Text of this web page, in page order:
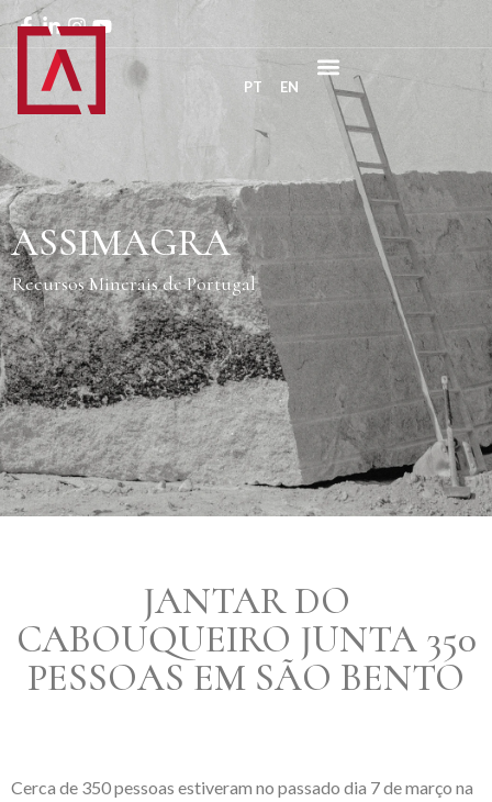
PT EN
ASSIMAGRA
Recursos Minerais de Portugal
JANTAR DO
CABOUQUEIRO JUNTA 350
PESSOAS EM SÃO BENTO
Cerca de 350 pessoas estiveram no passado dia 7 de março na